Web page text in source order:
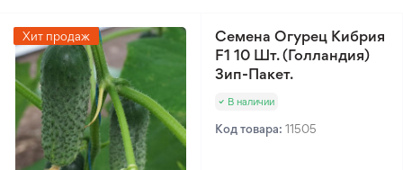
Хит продаж
Семена Огурец Кибрия
F1 10 Шт. (Голландия)
Зип-Пакет.
В наличии
Код товара: 11505